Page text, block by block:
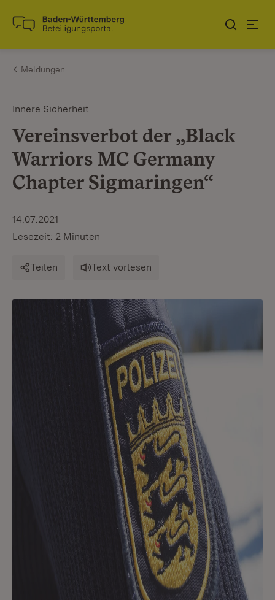
Zum Inhalt springen
Link zur Startseite
Meldungen
Innere Sicherheit
Vereinsverbot der „Black
Warriors MC Germany
Chapter Sigmaringen“
14.07.2021
Lesezeit: 2 Minuten
Teilen Text vorlesen